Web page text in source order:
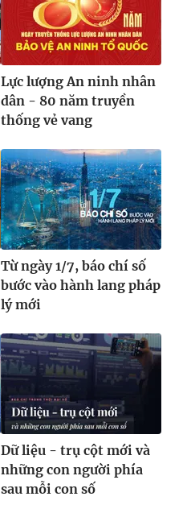
Lực lượng An ninh nhân
dân - 80 năm truyền
thống vẻ vang
Từ ngày 1/7, báo chí số
bước vào hành lang pháp
lý mới
Dữ liệu - trụ cột mới và
những con người phía
sau mỗi con số